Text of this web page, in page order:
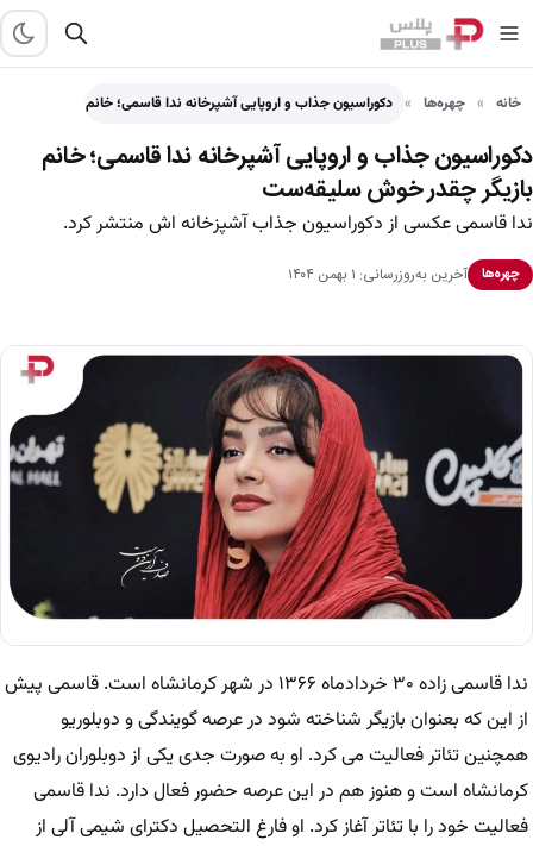
خانه چهره‌ها دکوراسیون جذاب و اروپایی آشپرخانه ندا قاسمی؛ خانم بازیگر چقدر…
دکوراسیون جذاب و اروپایی آشپرخانه ندا قاسمی؛ خانم
بازیگر چقدر خوش سلیقه‌ست
ندا قاسمی عکسی از دکوراسیون جذاب آشپزخانه اش منتشر کرد.
چهره‌ها آخرین به‌روزرسانی: ۱ بهمن ۱۴۰۴
ندا قاسمی زاده ۳۰ خردادماه ۱۳۶۶ در شهر کرمانشاه است. قاسمی پیش
از این که بعنوان بازیگر شناخته شود در عرصه گویندگی و دوبلوریو
همچنین تئاتر فعالیت می کرد. او به صورت جدی یکی از دوبلوران رادیوی
کرمانشاه است و هنوز هم در این عرصه حضور فعال دارد. ندا قاسمی
فعالیت خود را با تئاتر آغاز کرد. او فارغ التحصیل دکترای شیمی آلی از